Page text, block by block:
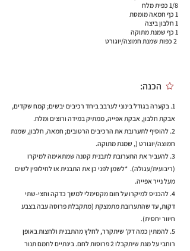
1/8 כפית מלח
1 כף חמאה מומסת
1 חלבון ביצה
1 כף שמנת מתוקה
הכנה:
1. בקערה בגודל בינוני לערבב ביחד רכיבים יבשים; קמח שקדים,
אבקת חלבון, אבקת אפייה, ממתיק במידה ורוצים ומלח.
2. להוסיף לתערובת את הרכיבים הרטובים; חמאה, חלבון, שמנת
חמוצה/יוגורט (, שמנת מתוקה.
3. להעביר את התערובת לתבנית קטנה שמתאימה למיקרו
(ריבועית/עגולה). *לשמן לפני כן את התבנית או לחילופין לשים
מעל נייר אפייה.
4. להכניס למיקרו על חום מקסימלי למשך כדקה וחצי-שתי
דקות, עד שהתערובת מתמצקת (מתקבלת פרוסה עבה בצבע
חיוור יחסית).
5. להמתין כמה דק’ שיתקרר, לחלץ מהתבנית ולחצות באופן
רוחבי על מנת שיתקבלו 2 פרוסות לחם. בינתיים לחמם תנור